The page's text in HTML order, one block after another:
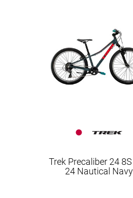
Trek Precaliber 24
24 Nautical Navy